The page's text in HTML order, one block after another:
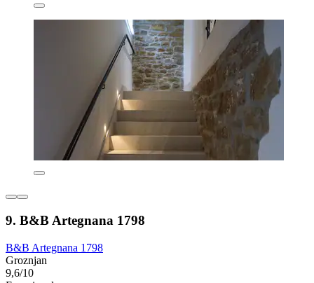
9. B&B Artegnana 1798
B&B Artegnana 1798
Groznjan
9,6/10